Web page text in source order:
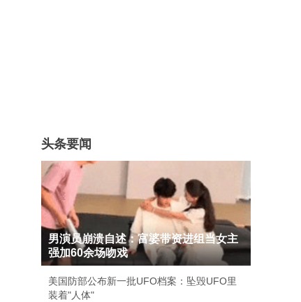
头条要闻
男演员崩溃自述：富婆带资进组当女主
强加60余场吻戏
美国防部公布新一批UFO档案：坠毁UFO里
装着"人体"